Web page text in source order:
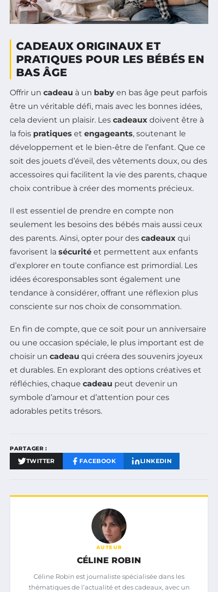
CADEAUX ORIGINAUX ET
PRATIQUES POUR LES BÉBÉS EN
BAS ÂGE
Offrir un cadeau à un baby en bas âge peut parfois
être un véritable défi, mais avec les bonnes idées,
cela devient un plaisir. Les cadeaux doivent être à
la fois pratiques et engageants, soutenant le
développement et le bien-être de l’enfant. Que ce
soit des jouets d’éveil, des vêtements doux, ou des
accessoires qui facilitent la vie des parents, chaque
choix contribue à créer des moments précieux.
Il est essentiel de prendre en compte non
seulement les besoins des bébés mais aussi ceux
des parents. Ainsi, opter pour des cadeaux qui
favorisent la sécurité et permettent aux enfants
d’explorer en toute confiance est primordial. Les
idées écoresponsables sont également une
tendance à considérer, offrant une réflexion plus
consciente sur nos choix de consommation.
En fin de compte, que ce soit pour un anniversaire
ou une occasion spéciale, le plus important est de
choisir un cadeau qui créera des souvenirs joyeux
et durables. En explorant des options créatives et
réfléchies, chaque cadeau peut devenir un
symbole d’amour et d’attention pour ces
adorables petits trésors.
PARTAGER :
TWITTER FACEBOOK LINKEDIN
AUTEUR
CÉLINE ROBIN
Céline Robin est journaliste spécialisée dans les
thématiques de l’actualité et des cadeaux, avec un